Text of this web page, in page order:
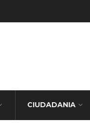
CIUDADANIA